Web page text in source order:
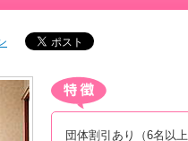
団体割引あり（6名以